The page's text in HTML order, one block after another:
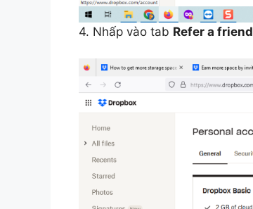
4. Nhấp vào tab Refer a friend